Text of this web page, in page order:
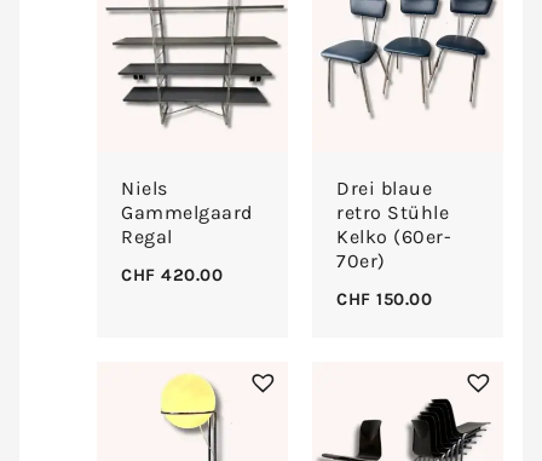
Niels
Gammelgaard
Regal
CHF 420.00
Drei blaue
retro Stühle
Kelko (60er-
70er)
CHF 150.00